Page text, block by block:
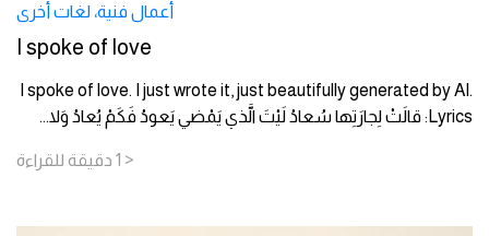
أعمال فنية، لغات أخرى
I spoke of love
I spoke of love. I just wrote it, just beautifully generated by AI.
Lyrics: قالَتْ لِجارَتِها سُعادُ لَيْتَ الَّذي يَمْضي يَعودُ فَكَمْ يُعادُ وَلا
...
< 1 دقيقة للقراءة